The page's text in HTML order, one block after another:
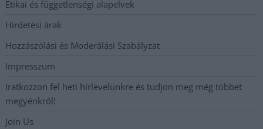
Etikai és függetlenségi alapelvek
Hirdetési árak
Hozzászólási és Moderálási Szabályzat
Impresszum
Iratkozzon fel heti hírlevelünkre és tudjon meg még többet
megyénkről!
Join Us